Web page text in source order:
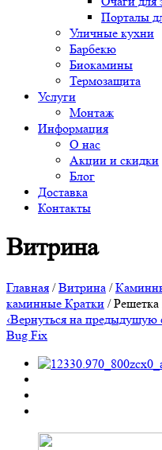
Порталы
Уличные кухни
Барбекю
Биокамины
Термозащита
Услуги
Монтаж
Информация
О нас
Акции и скидки
Блог
Доставка
Контакты
Витрина
Главная /Витрина /
каминные Кратки /
‹Вернуться на предыдущую
Bug Fix